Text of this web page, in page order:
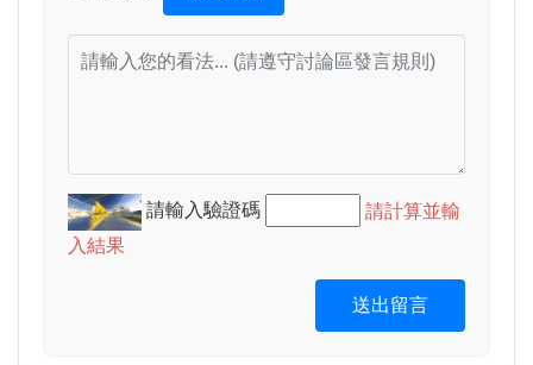
請輸入驗證碼
請計算並輸
入結果
送出留言